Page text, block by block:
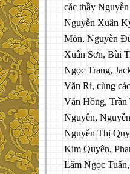
các thầy
Nguyễn Xuân
Môn, Nguyễn
Xuân Sơn, Bùi
Ngọc Trang,
Văn Rí, cùng
Vân Hồng, Trần
Nguyên,
Nguyễn Thị
Kim Quyên,
Lâm Ngọc